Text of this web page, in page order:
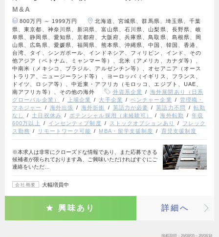
M&A
800万円 ～ 1999万円
北海道、宮城県、群馬県、埼玉県、千葉
県、東京都、神奈川県、新潟県、富山県、石川県、山梨県、長野県、岐
阜県、静岡県、愛知県、京都府、大阪府、兵庫県、鳥取県、島根県、岡
山県、広島県、愛媛県、福岡県、熊本県、沖縄県、中国、韓国、香港、
台湾、タイ、シンガポール、インドネシア、フィリピン、インド、その
他アジア（ベトナム、ミャンマー等）、北米（アメリカ、カナダ等）、
中南米（メキシコ、ブラジル、アルゼンチン等）、オセアニア（オース
トラリア、ニュージーランド等）、ヨーロッパ（イギリス、フランス、
ドイツ、ロシア等）、中近東・アフリカ（モロッコ、エジプト、UAE、
南アフリカ等）、その他の海外
外資系企業
海外展開あり（日系
グローバル企業）
上場企業 大手企業 ベンチャー企業
管理職・
マネジャー
海外出張 海外折衝 英語力が必要 英語力不問
転勤
なし
土日祝休み ポテンシャル採用（未経験可） 海外転勤
年収
600万以上
インセンティブ制度 ストックオプションあり
フレック
ス勤務
リモートワーク可能 MBA・留学支援制度 育児支援制度
※本求人は非常にクローズドな情報であり、また応募できる
候補者が限られております為、ご興味いただければすぐにご
連絡をいただ…
会社概要 大幅増員中
興味あり 詳細へ
掲載期間 26/08/05～26/08/18